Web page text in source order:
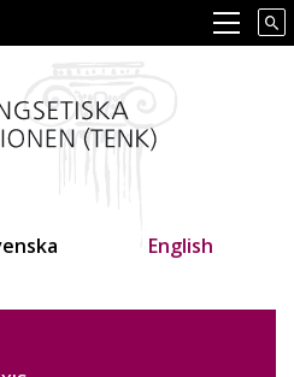
till
English
neuvottelukunta